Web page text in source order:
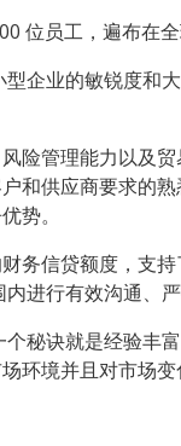
位员工，遍布在全
企业的敏锐度和
险管理能力以及
和供应商要求的
势。
务信贷额度，支
进行有效沟通、严
秘诀就是经验丰
环境并且对市场变